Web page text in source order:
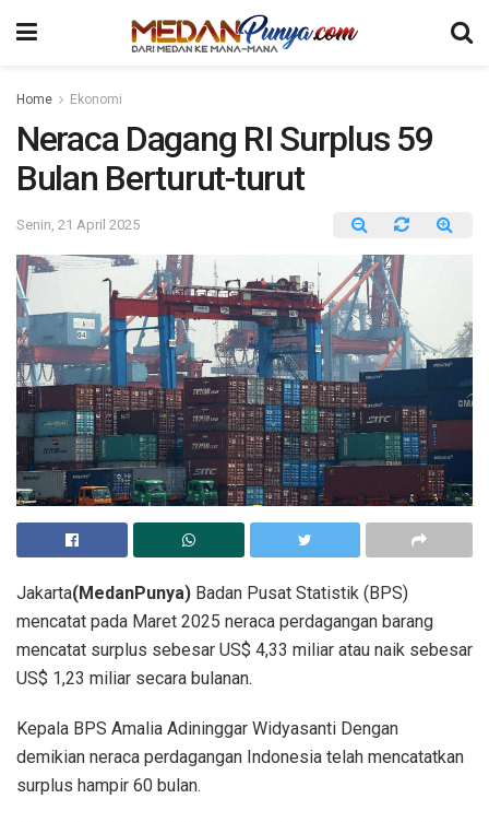
Home Ekonomi
Neraca Dagang RI Surplus 59
Bulan Berturut-turut
Senin, 21 April 2025
Jakarta(MedanPunya) Badan Pusat Statistik (BPS)
mencatat pada Maret 2025 neraca perdagangan barang
mencatat surplus sebesar US$ 4,33 miliar atau naik sebesar
US$ 1,23 miliar secara bulanan.
Kepala BPS Amalia Adininggar Widyasanti Dengan
demikian neraca perdagangan Indonesia telah mencatatkan
surplus hampir 60 bulan.